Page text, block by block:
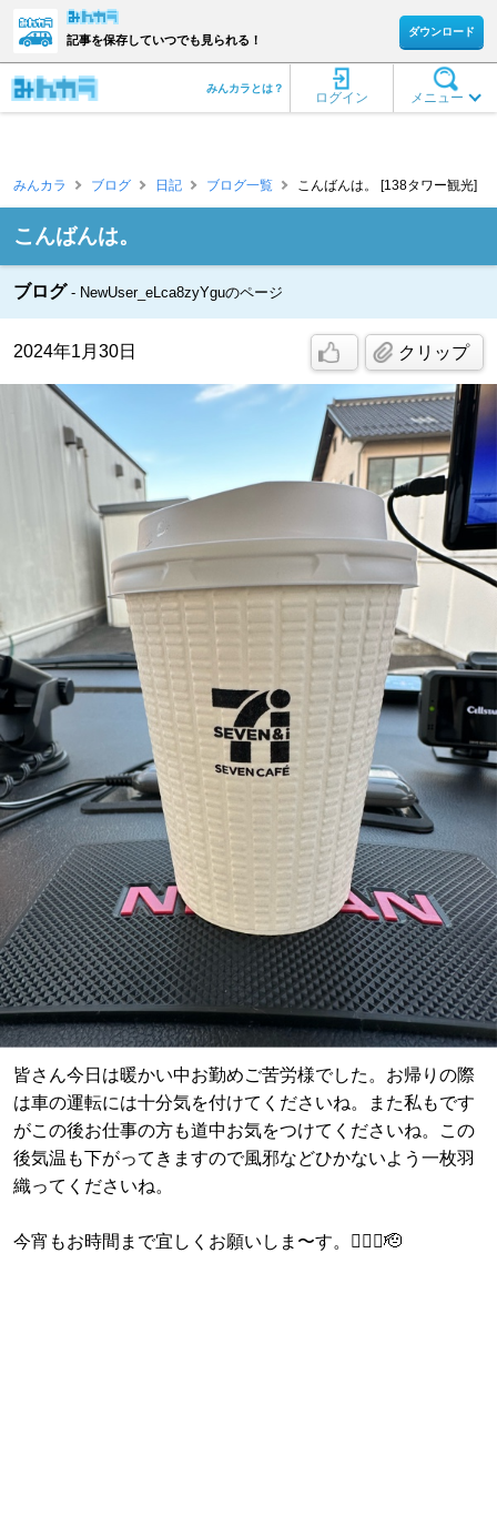
記事を保存していつでも見られる！
ダウンロード
メニュー
ログイン
みんカラとは？
みんカラ ブログ 日記 ブログ一覧 こんばんは。 [138タワー観光]
こんばんは。
ブログ NewUser_eLca8zyYguのページ
2024年1月30日 クリップ
皆さん今日は暖かい中お勤めご苦労様でした。お帰りの際
は車の運転には十分気を付けてくださいね。また私もです
がこの後お仕事の方も道中お気をつけてくださいね。この
後気温も下がってきますので風邪などひかないよう一枚羽
織ってくださいね。
今宵もお時間まで宜しくお願いしま〜す。🙇🏼‍♂️🫡